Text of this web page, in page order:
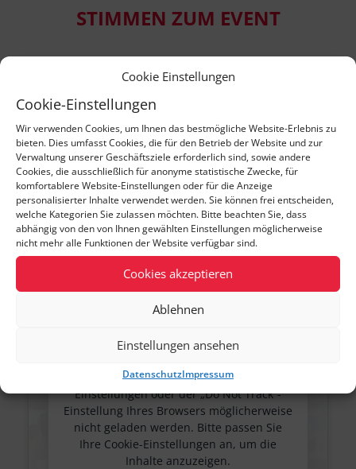
Cookie Einstellungen
Cookie-Einstellungen
Wir verwenden Cookies, um Ihnen das bestmögliche Website-Erlebnis zu
bieten. Dies umfasst Cookies, die für den Betrieb der Website und zur
Verwaltung unserer Geschäftsziele erforderlich sind, sowie andere
Cookies, die ausschließlich für anonyme statistische Zwecke, für
komfortablere Website-Einstellungen oder für die Anzeige
personalisierter Inhalte verwendet werden. Sie können frei entscheiden,
welche Kategorien Sie zulassen möchten. Bitte beachten Sie, dass
abhängig von den von Ihnen gewählten Einstellungen möglicherweise
nicht mehr alle Funktionen der Website verfügbar sind.
Cookies akzeptieren
Ablehnen
Einstellungen ansehen
DatenschutzImpressum
STIMMEN ZUM EVENT
vergangenen Veranstaltung sagen?
In diesen Videos erfahren sie mehr!
Inhalte können aufgrund Ihrer Cookie-
Einstellungen oder der „Do Not Track“-
Einstellung Ihres Browsers möglicherweise
nicht geladen werden. Bitte passen Sie
Ihre Cookie-Einstellungen an, um die
Inhalte anzuzeigen.
Cookie-Einstellungen ändern
Inhalte können aufgrund Ihrer Cookie-
Einstellungen oder der „Do Not Track“-
Einstellung Ihres Browsers möglicherweise
nicht geladen werden. Bitte passen Sie
Ihre Cookie-Einstellungen an, um die
Inhalte anzuzeigen.